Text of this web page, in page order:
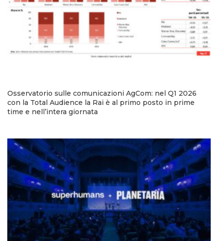
Osservatorio sulle comunicazioni AgCom: nel Q1 2026
con la Total Audience la Rai è al primo posto in prime
time e nell’intera giornata